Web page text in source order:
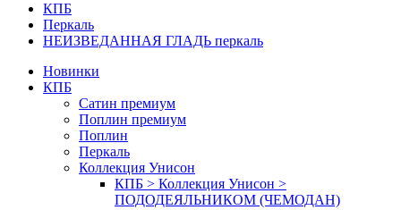
КПБ
Перкаль
НЕИЗВЕДАННАЯ ГЛАДЬ перкаль
Новинки
КПБ
Сатин премиум
Поплин премиум
Поплин
Перкаль
Коллекция Унисон
КПБ > Коллекция Унисон >
ПОДОДЕЯЛЬНИКОМ (ЧЕМОДАН)